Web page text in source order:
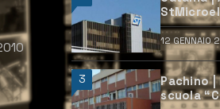
aperte e
12 GENNAIO
3
Pachino
scuola